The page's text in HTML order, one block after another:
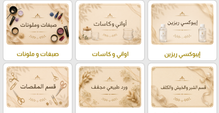
إيبوكسي ريزين اواني و كاسات صبغات و ملونات